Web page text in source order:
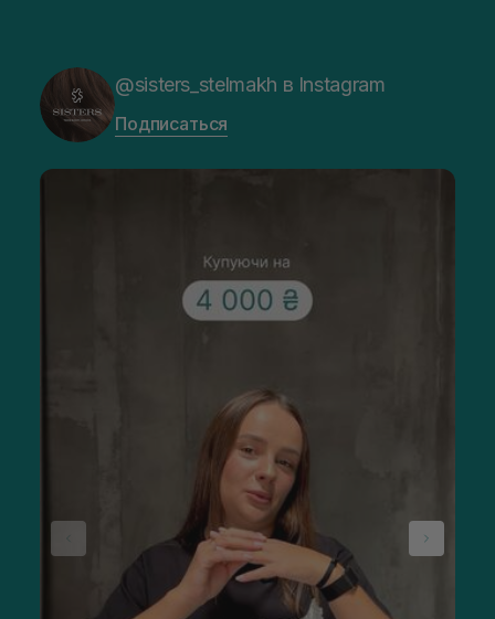
@sisters_stelmakh в Instagram
Подписаться